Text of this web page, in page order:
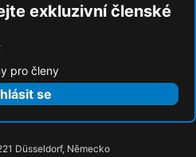
Ubytování na Slučím Tahu
Aparthotel Sumava 2000
Parkhotel Ka perské Hory - Kasperske Hory
exkluzivní členské
pro členy
se
Düsseldorf, Německo